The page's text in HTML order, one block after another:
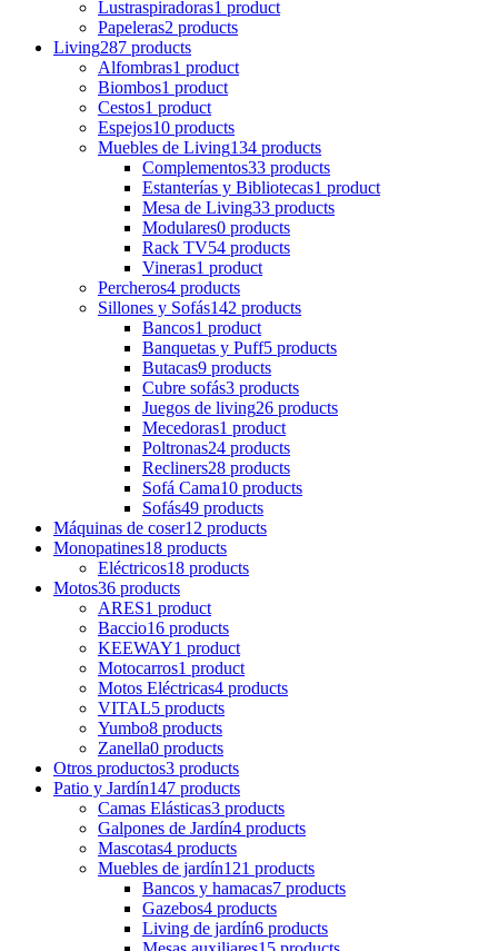
Lustraspiradoras1 product
Papeleras2 products
Living287 products
Alfombras1 product
Biombos1 product
Cestos1 product
Espejos10 products
Muebles de Living134 products
Complementos33 products
Estanterías y Bibliotecas1 product
Mesa de Living33 products
Modulares0 products
Rack TV54 products
Vineras1 product
Percheros4 products
Sillones y Sofás142 products
Bancos1 product
Banquetas y Puff5 products
Butacas9 products
Cubre sofás3 products
Juegos de living26 products
Mecedoras1 product
Poltronas24 products
Recliners28 products
Sofá Cama10 products
Sofás49 products
Máquinas de coser12 products
Monopatines18 products
Eléctricos18 products
Motos36 products
ARES1 product
Baccio16 products
KEEWAY1 product
Motocarros1 product
Motos Eléctricas4 products
VITAL5 products
Yumbo8 products
Zanella0 products
Otros productos3 products
Patio y Jardín147 products
Camas Elásticas3 products
Galpones de Jardín4 products
Mascotas4 products
Muebles de jardín121 products
Bancos y hamacas7 products
Gazebos4 products
Living de jardín6 products